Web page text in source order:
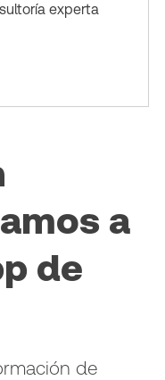
experta
a
de
de